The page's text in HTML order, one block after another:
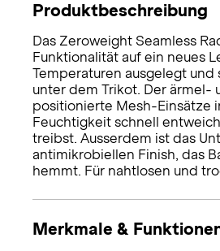
Produktbeschreibung
Das Zeroweight Seamless
Funktionalität auf ein neues
Temperaturen ausgelegt und
unter dem Trikot. Der ärmel-
positionierte Mesh-Einsätze
Feuchtigkeit schnell
treibst. Ausserdem ist das
antimikrobiellen Finish, das
hemmt. Für nahtlosen und
Merkmale &